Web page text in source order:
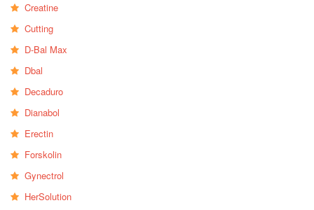
Creatine
Cutting
D-Bal Max
Dbal
Decaduro
Dianabol
Erectin
Forskolin
Gynectrol
HerSolution